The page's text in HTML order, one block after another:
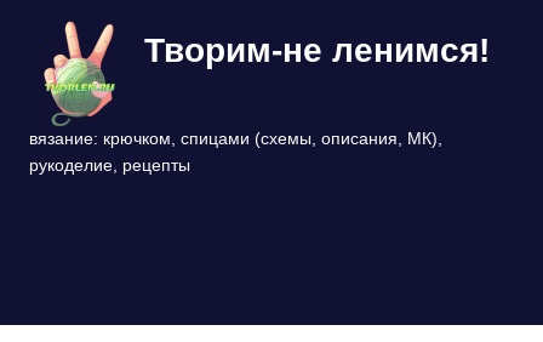
содержимому
Творим-не ленимся!
вязание: крючком, спицами (схемы, описания, МК),
рукоделие, рецепты